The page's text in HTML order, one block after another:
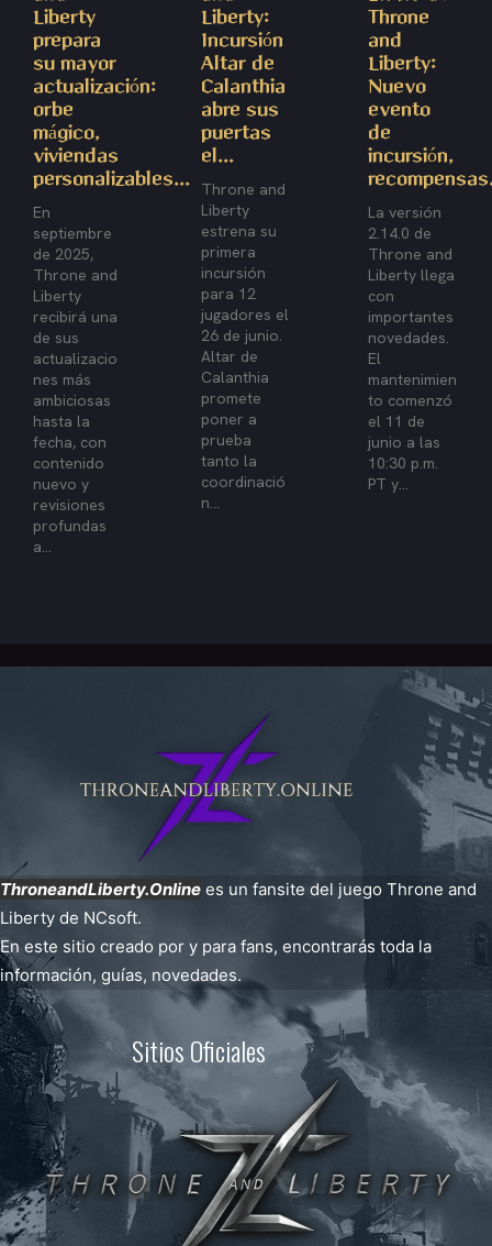
Liberty
prepara
su mayor
actualización:
orbe
mágico,
viviendas
personalizables...
En
septiembre
de 2025,
Throne and
Liberty
recibirá una
de sus
actualizacio
nes más
ambiciosas
hasta la
fecha, con
contenido
nuevo y
revisiones
profundas
a...
Liberty:
Incursión
Altar de
Calanthia
abre sus
puertas
el...
Throne and
Liberty
estrena su
primera
incursión
para 12
jugadores el
26 de junio.
Altar de
Calanthia
promete
poner a
prueba
tanto la
coordinació
n...
Throne
and
Liberty:
Nuevo
evento
de
incursión,
La versión
2.14.0 de
Throne and
Liberty llega
con
importantes
novedades.
El
mantenimien
to comenzó
el 11 de
junio a las
10:30 p.m.
PT y...
ThroneandLiberty.Online es un fansite del juego Throne and
Liberty de NCsoft.
En este sitio creado por y para fans, encontrarás toda la
información, guías, novedades.
Sitios Oficiales